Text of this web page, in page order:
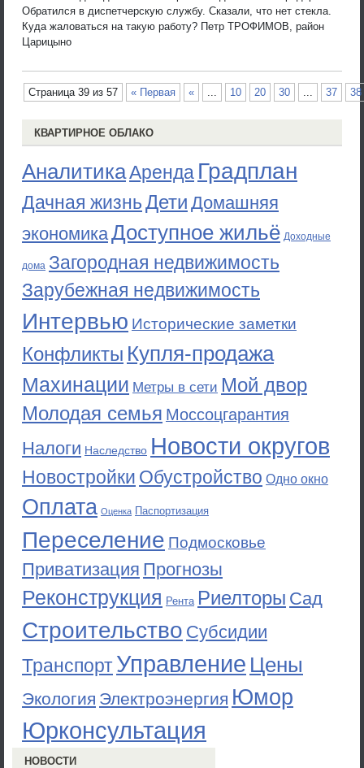
Обратился в диспетчерскую службу. Сказали, что нет стекла.
Куда жаловаться на такую работу? Петр ТРОФИМОВ, район
Царицыно
Страница 39 из 57 « Первая « ... 10 20 30 ... 37 38
КВАРТИРНОЕ ОБЛАКО
АналитикаАренда Градплан
Дачная жизньДети Домашняя
экономикаДоступное жильё Доходные
дома Загородная недвижимость
Зарубежная недвижимость
Интервью Исторические заметки
Конфликты Купля-продажа
Махинации Метры в сети Мой двор
Молодая семья Моссоцгарантия
Налоги Наследство Новости округов
Новостройки Обустройство Одно окно
Оплата Оценка Паспортизация
Переселение Подмосковье
Приватизация Прогнозы
Реконструкция Рента Риелторы Сад
Строительство Субсидии
ТранспортУправление Цены
Экология Электроэнергия Юмор
Юрконсультация
НОВОСТИ